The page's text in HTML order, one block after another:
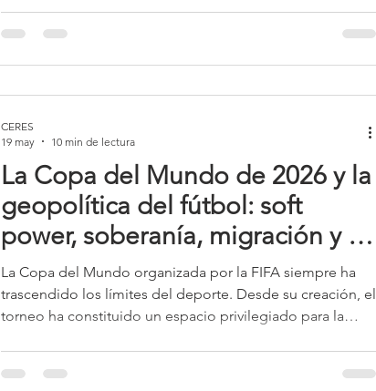
Derechos del Niño—, la muerte de civiles sigue
ocurriendo con frecuencia en acciones militares. Es decir,
derechos humanos se
La Copa del Mundo de 2026 y la
geopolítica del fútbol: soft
power, soberanía, migración y la
transformación de la FIFA en un
actor político global
La Copa del Mundo organizada por la FIFA siempre ha
trascendido los límites del deporte. Desde su creación, el
torneo ha constituido un espacio privilegiado para la
potencias. El fútbol, frecuentemente presentado como un
CERES
19 may
10 min de lectura